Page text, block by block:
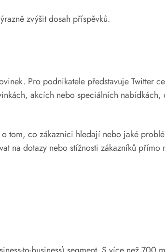
zvýšit dosah příspěvků.
Pro podnikatele představuje Twitter
akcích nebo speciálních nabídkách,
tom, co zákazníci hledají nebo jaké
na dotazy nebo stížnosti zákazníků přímo